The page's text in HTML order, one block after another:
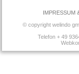
IMPRESSUM
© copyright welindo
Telefon + 49